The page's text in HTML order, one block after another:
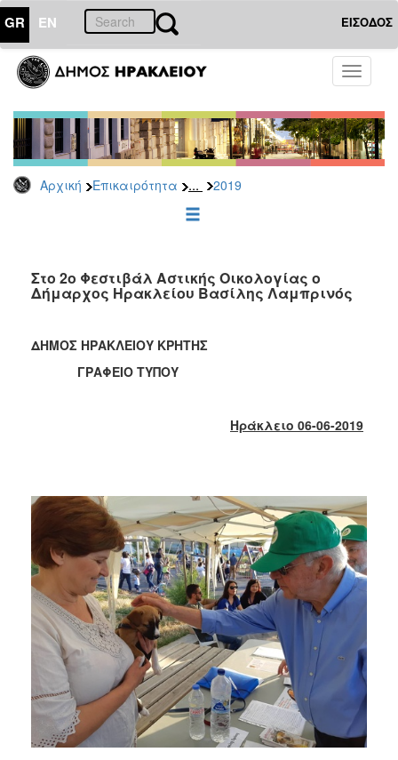
GR EN ΕΙΣΟΔΟΣ
Toggle
Αρχική Επικαιρότητα ... 2019
ΕΠΙΚΑΙΡΟΤΗΤΑ
Τύπου
Αρχείο
2026
2025
2022
2021
2019
2018
2012
2011
2010
2006
ΕΠΙΣΚΕΠΤΗΣ
Στο 2ο Φεστιβάλ Αστικής Οικολογίας ο
Δήμαρχος Ηρακλείου Βασίλης Λαμπρινός
ΔΗΜΟΣ ΗΡΑΚΛΕΙΟΥ ΚΡΗΤΗΣ
ΓΡΑΦΕΙΟ ΤΥΠΟΥ
Ηράκλειο 06-06-2019